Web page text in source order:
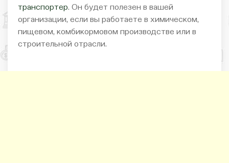
транспортер. Он будет полезен в вашей
организации, если вы работаете в химическом,
пищевом, комбикормовом производстве или в
строительной отрасли.